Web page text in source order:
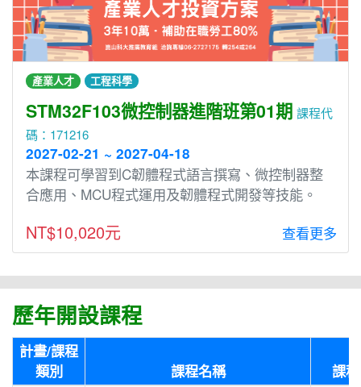
產業人才 工程科學
STM32F103微控制器進階班第01期 課程代
碼：171216
2027-02-21 ~ 2027-04-18
本課程可學習到C韌體程式語言撰寫、微控制器整
合應用、MCU程式運用及韌體程式開發等技能。
NT$10,020元 查看更多
歷年開設課程
計畫/課程
類別
課程名稱 課